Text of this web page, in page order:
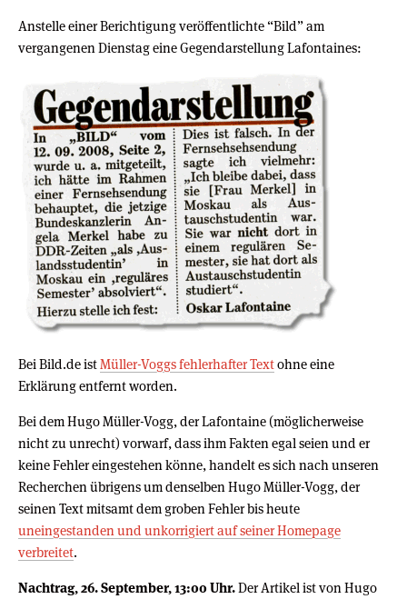
Anstelle einer Berichtigung veröffentlichte “Bild” am
vergangenen Dienstag eine Gegendarstellung Lafontaines:
Bei Bild.de istMüller-Voggs fehlerhafter Textohne eine
Erklärung entfernt worden.
Bei dem Hugo Müller-Vogg, der Lafontaine (möglicherweise
nicht zu unrecht) vorwarf, dass ihm Fakten egal seien und er
keine Fehler eingestehen könne, handelt es sich nach unseren
Recherchen übrigens um denselben Hugo Müller-Vogg, der
seinen Text mitsamt dem groben Fehler bis heute
uneingestanden und unkorrigiert auf seiner Homepage
verbreitet.
Nachtrag, 26. September, 13:00 Uhr.Der Artikel ist von Hugo